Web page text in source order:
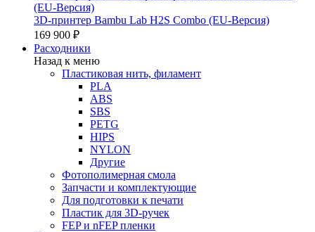
3D-принтер Bambu Lab H2S Combo (EU-Версия)
169 900 ₽
Расходники
Назад к меню
Пластиковая нить, филамент
PLA
ABS
SBS
PETG
HIPS
NYLON
Другие
Фотополимерная смола
Запчасти и комплектующие
Для подготовки к печати
Пластик для 3D-ручек
FEP и nFEP пленки